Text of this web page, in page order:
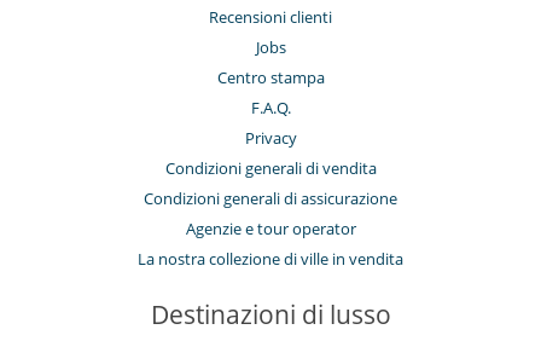
Recensioni clienti
Jobs
Centro stampa
F.A.Q.
Privacy
Condizioni generali di vendita
Condizioni generali di assicurazione
Agenzie e tour operator
La nostra collezione di ville in vendita
Destinazioni di lusso